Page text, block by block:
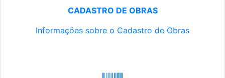
CADASTRO DE OBRAS
Informações sobre o Cadastro de Obras